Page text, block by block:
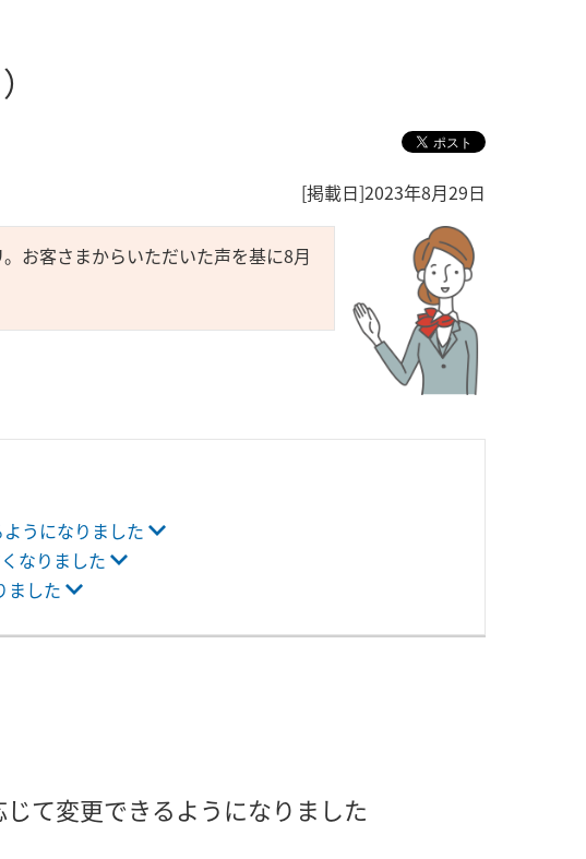
[掲載日]2023年8月29日
お客さまからいただいた声を基に8月
うになりました
なりました
ました
て変更できるようになりました